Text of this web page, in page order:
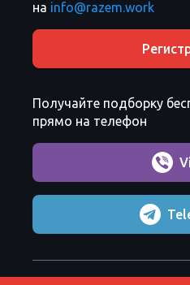
на info@razem.work
Получайте подборку
прямо на телефон